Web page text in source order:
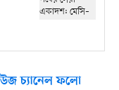
চ্যানেল ফলো